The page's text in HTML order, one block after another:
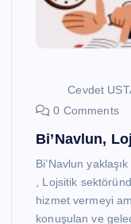
Cevdet
0 Comments
Bi’Navlun,
Bi’Navlun
, Lojsitik
hizmet vermeyi
konuşulan ve